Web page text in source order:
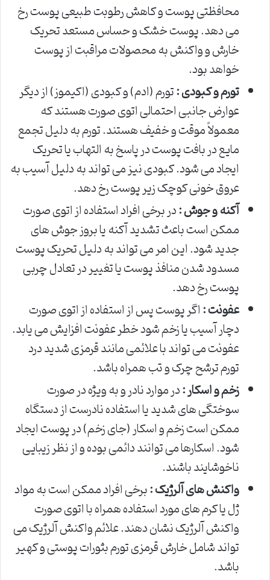
محافظتی پوست و کاهش رطوبت طبیعی پوست رخ
می دهد. پوست خشک و حساس مستعد تحریک
خارش و واکنش به محصولات مراقبت از پوست
خواهد بود.
تورم و کبودی :تورم (ادم) و کبودی (اکیموز) از دیگر
عوارض جانبی احتمالی اتوی صورت هستند که
معمولاً موقت و خفیف هستند. تورم به دلیل تجمع
مایع در بافت پوست در پاسخ به التهاب یا تحریک
ایجاد می شود. کبودی نیز می تواند به دلیل آسیب به
عروق خونی کوچک زیر پوست رخ دهد.
آکنه و جوش :در برخی افراد استفاده از اتوی صورت
ممکن است باعث تشدید آکنه یا بروز جوش های
جدید شود. این امر می تواند به دلیل تحریک پوست
مسدود شدن منافذ پوست یا تغییر در تعادل چربی
پوست رخ دهد.
عفونت :اگر پوست پس از استفاده از اتوی صورت
دچار آسیب یا زخم شود خطر عفونت افزایش می یابد.
عفونت می تواند با علائمی مانند قرمزی شدید درد
تورم ترشح چرک و تب همراه باشد.
زخم و اسکار :در موارد نادر و به ویژه در صورت
سوختگی های شدید یا استفاده نادرست از دستگاه
ممکن است زخم و اسکار (جای زخم) در پوست ایجاد
شود. اسکارها می توانند دائمی بوده و از نظر زیبایی
ناخوشایند باشند.
واکنش های آلرژیک :برخی افراد ممکن است به مواد
ژل یا کرم های مورد استفاده همراه با اتوی صورت
واکنش آلرژیک نشان دهند. علائم واکنش آلرژیک می
تواند شامل خارش قرمزی تورم بثورات پوستی و کهیر
باشد.